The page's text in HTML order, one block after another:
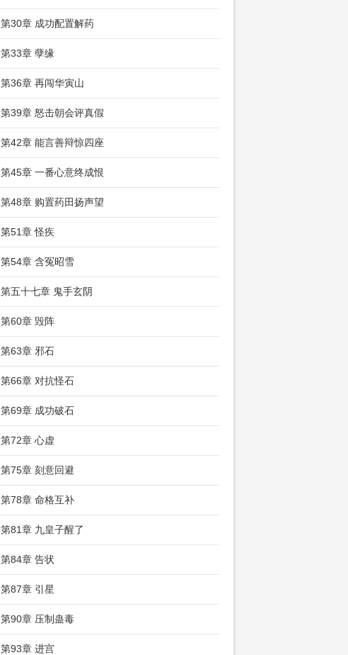
第30章 成功配置解药
第33章 孽缘
第36章 再闯华寅山
第39章 怒击朝会评真假
第42章 能言善辩惊四座
第45章 一番心意终成恨
第48章 购置药田扬声望
第51章 怪疾
第54章 含冤昭雪
第五十七章 鬼手玄阴
第60章 毁阵
第63章 邪石
第66章 对抗怪石
第69章 成功破石
第72章 心虚
第75章 刻意回避
第78章 命格互补
第81章 九皇子醒了
第84章 告状
第87章 引星
第90章 压制蛊毒
第93章 进宫